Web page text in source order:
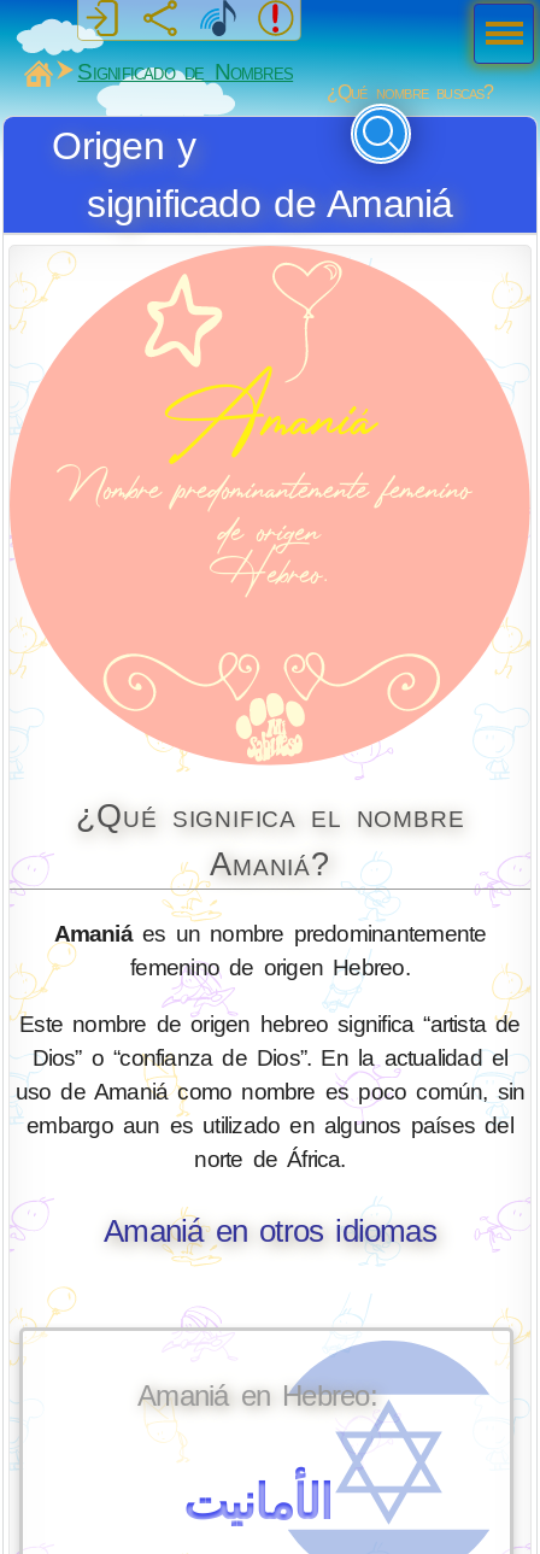
MiSabueso
Significado de Nombres
¿Qué nombre buscas?
Origen y
significado de Amaniá
¿Qué significa el nombre
Amaniá?
Amaniáes un nombre predominantemente
femenino de origen Hebreo.
Este nombre de origen hebreo significa “artista de
Dios” o “confianza de Dios”. En la actualidad el
uso de Amaniá como nombre es poco común, sin
embargo aun es utilizado en algunos países del
norte de África.
Amaniá en otros idiomas
Amaniá en Hebreo:
الأمانيت
Men
ú